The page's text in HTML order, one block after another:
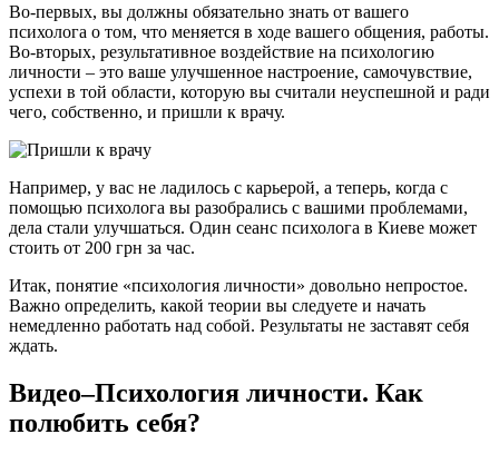
Во-первых, вы должны обязательно знать от вашего
психолога о том, что меняется в ходе вашего общения, работы.
Во-вторых, результативное воздействие на психологию
личности – это ваше улучшенное настроение, самочувствие,
успехи в той области, которую вы считали неуспешной и ради
чего, собственно, и пришли к врачу.
Например, у вас не ладилось с карьерой, а теперь, когда с
помощью психолога вы разобрались с вашими проблемами,
дела стали улучшаться. Один сеанс психолога в Киеве может
стоить от 200 грн за час.
Итак, понятие «психология личности» довольно непростое.
Важно определить, какой теории вы следуете и начать
немедленно работать над собой. Результаты не заставят себя
ждать.
Видео–Психология личности. Как
полюбить себя?